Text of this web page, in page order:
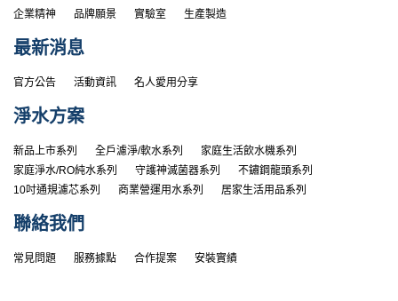
企業精神 品牌願景 實驗室 生產製造
最新消息
官方公告 活動資訊 名人愛用分享
淨水方案
新品上市系列 全戶濾淨/軟水系列
家庭生活飲水機系列
家庭淨水/RO純水系列
守護神滅菌器系列
不鏽鋼龍頭系列
10吋通規濾芯系列
商業營運用水系列 居家生活用品系列
聯絡我們
常見問題 服務據點 合作提案 安裝實績